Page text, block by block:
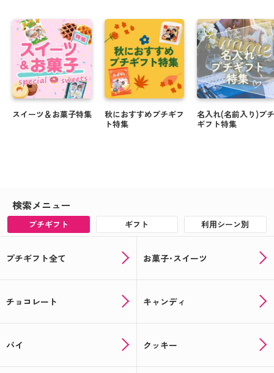
スイーツ＆お菓子特集
秋におすすめプチギフ
ト特集
名入れ(名前入り)プチ
ギフト特集
検索メニュー
プチギフト ギフト 利用シーン別
プチギフト全て お菓子･スイーツ
チョコレート キャンディ
パイ クッキー